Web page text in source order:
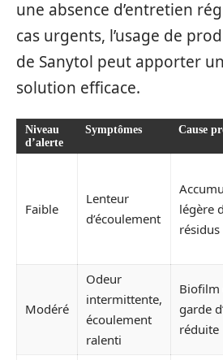
une absence d’entretien
cas urgents, l’usage de
de Sanytol peut apporter
solution efficace.
Niveau
d’alerte
Symptômes Cause
Faible
Lenteur
d’écoulement
légère
résidus
Modéré
Odeur
intermittente,
écoulement
ralenti
Biofilm
garde
réduite